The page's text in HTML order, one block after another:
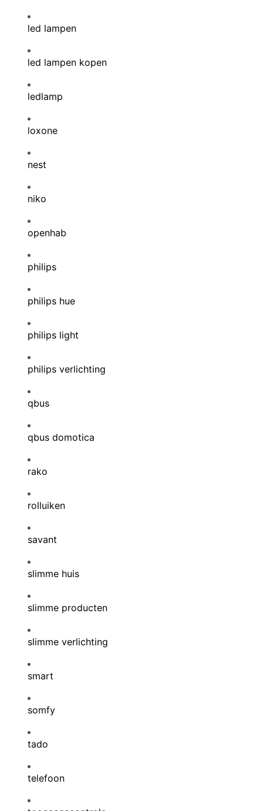
led lampen
led lampen kopen
ledlamp
loxone
nest
niko
openhab
philips
philips hue
philips light
philips verlichting
qbus
qbus domotica
rako
rolluiken
savant
slimme huis
slimme producten
slimme verlichting
smart
somfy
tado
telefoon